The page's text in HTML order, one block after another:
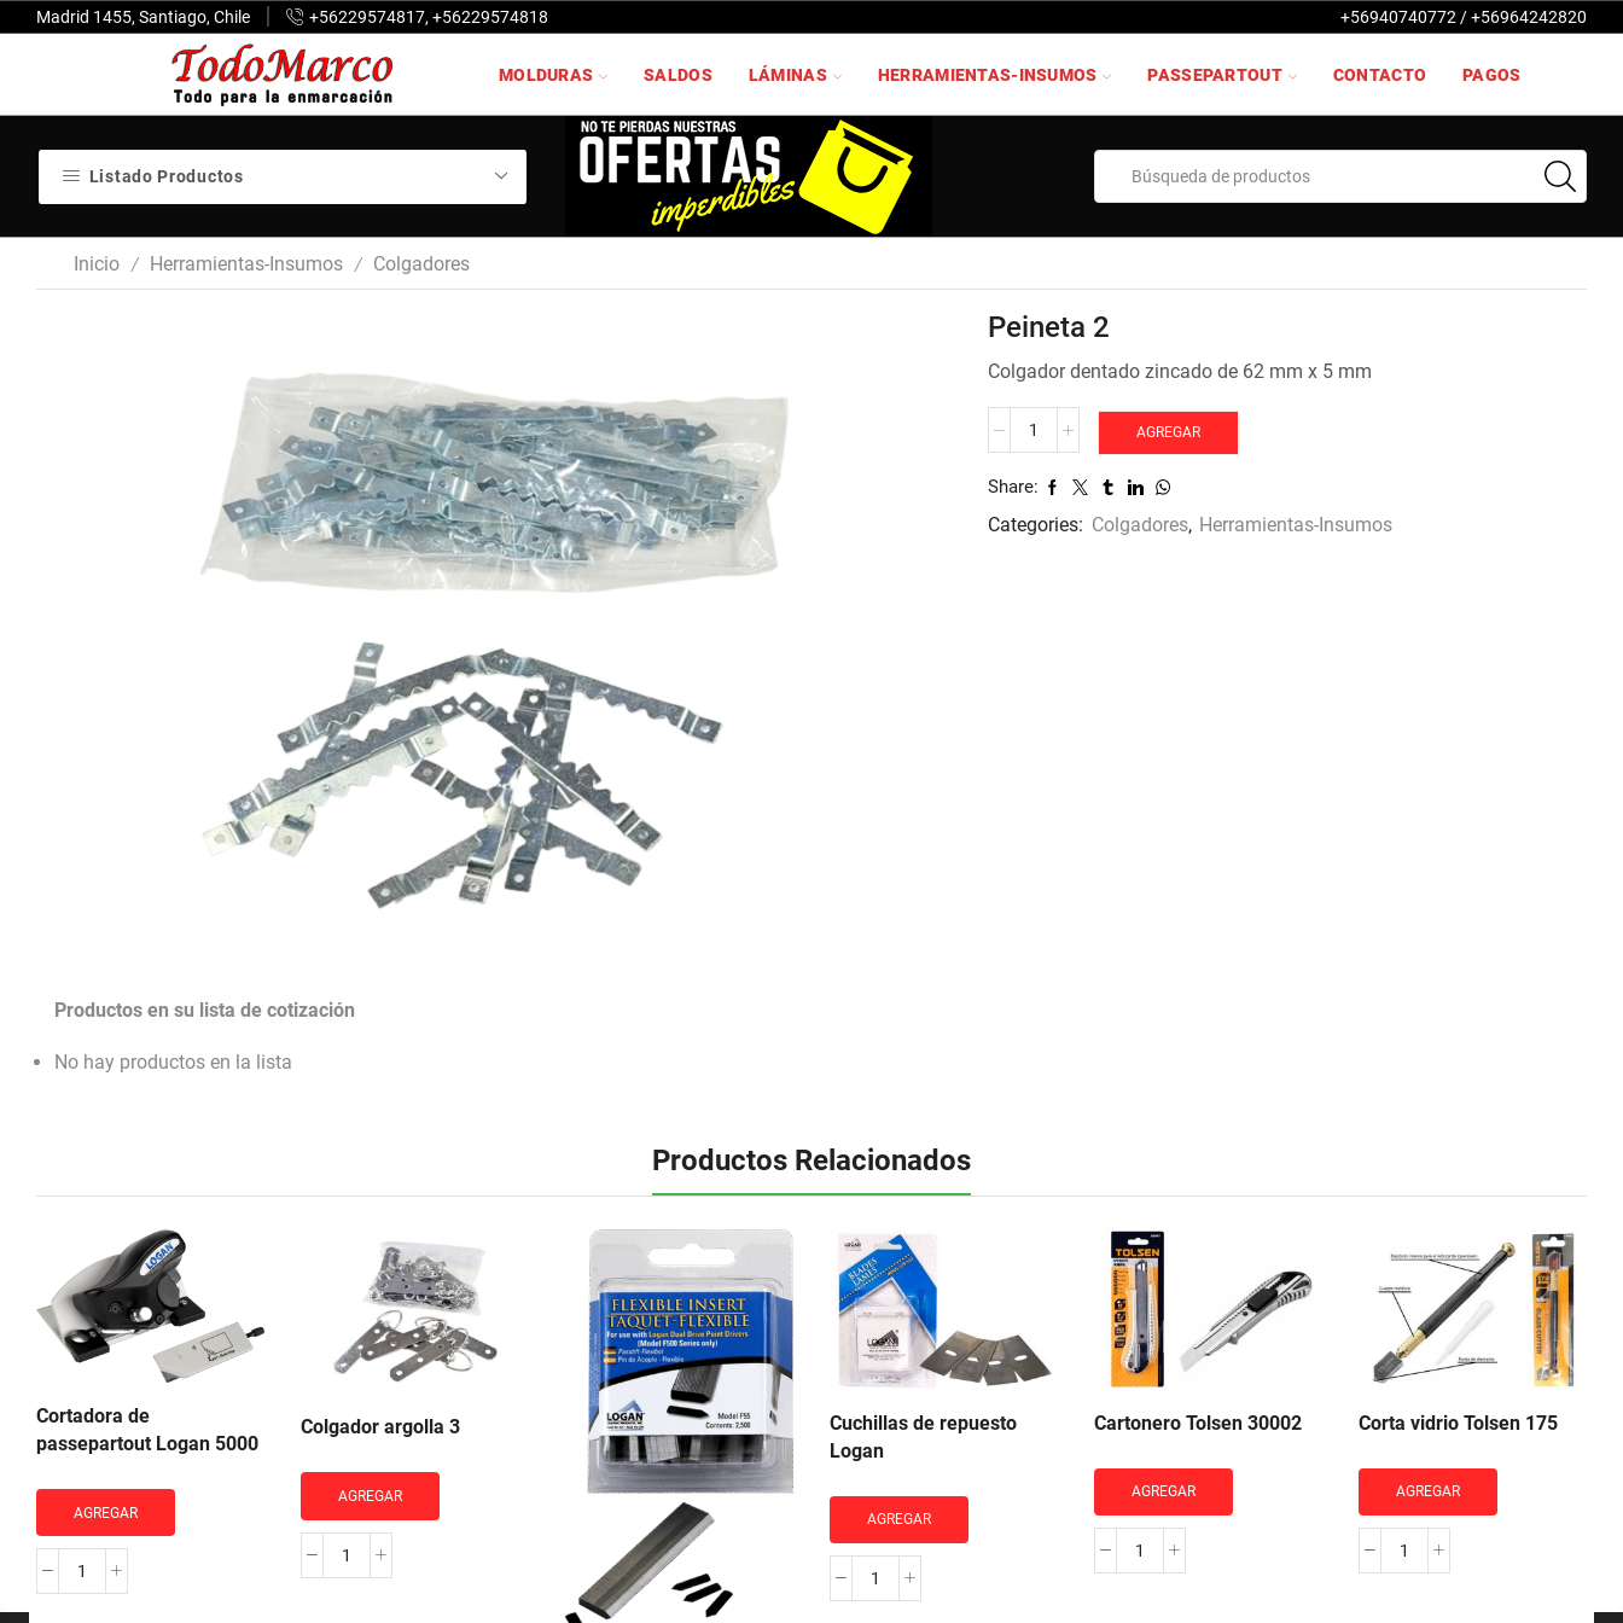
Madrid 1455, Santiago, Chile +56229574817, +56229574818 +56940740772 / +56964242820
MOLDURAS SALDOS LÁMINAS HERRAMIENTAS-INSUMOS PASSEPARTOUT CONTACTO PAGOS
Listado Productos
Inicio / Herramientas-Insumos / Colgadores
Productos en su lista de cotización
No hay productos en la lista
Peineta 2
Colgador dentado zincado de 62 mm x 5 mm
Peineta
AGREGAR
Share:
Categories: Colgadores, Herramientas-Insumos
Productos Relacionados
Cortadora de
passepartout Logan 5000
AGREGAR
Cortadora
Colgador argolla 3
AGREGAR
Colgador
Cuchillas de repuesto
Logan
AGREGAR
Cuchillas
Cartonero Tolsen 30002
AGREGAR
Cartonero
Corta vidrio Tolsen 175
AGREGAR
Corta